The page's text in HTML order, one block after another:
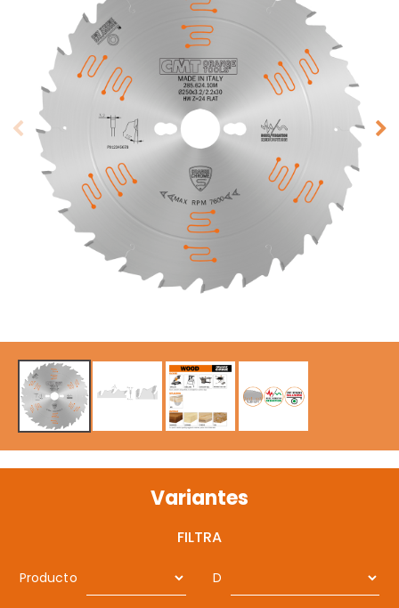
Variantes
FILTRA
Producto D